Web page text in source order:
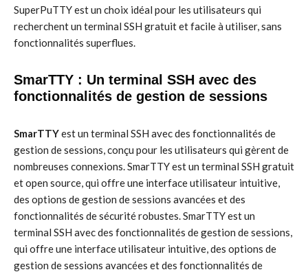
SuperPuTTY est un choix idéal pour les utilisateurs qui
recherchent un terminal SSH gratuit et facile à utiliser, sans
fonctionnalités superflues.
SmarTTY : Un terminal SSH avec des
fonctionnalités de gestion de sessions
SmarTTYest un terminal SSH avec des fonctionnalités de
gestion de sessions, conçu pour les utilisateurs qui gèrent de
nombreuses connexions. SmarTTY est un terminal SSH gratuit
et open source, qui offre une interface utilisateur intuitive,
des options de gestion de sessions avancées et des
fonctionnalités de sécurité robustes. SmarTTY est un
terminal SSH avec des fonctionnalités de gestion de sessions,
qui offre une interface utilisateur intuitive, des options de
gestion de sessions avancées et des fonctionnalités de